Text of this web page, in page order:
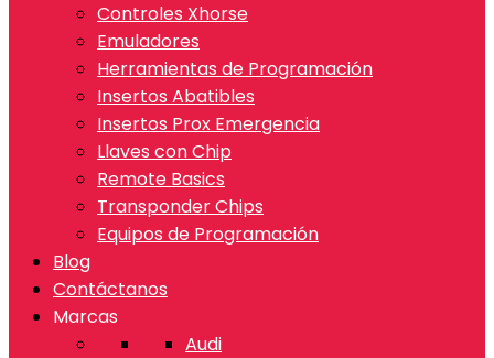
Controles Xhorse
Emuladores
Herramientas de Programación
Insertos Abatibles
Insertos Prox Emergencia
Llaves con Chip
Remote Basics
Transponder Chips
Equipos de Programación
Blog
Contáctanos
Marcas
Audi